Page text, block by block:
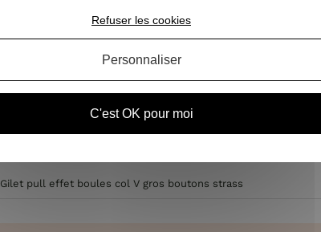
Gilet pull effet boules col V gros boutons strass
C'est OK pour moi
Refuser les cookies
Personnaliser